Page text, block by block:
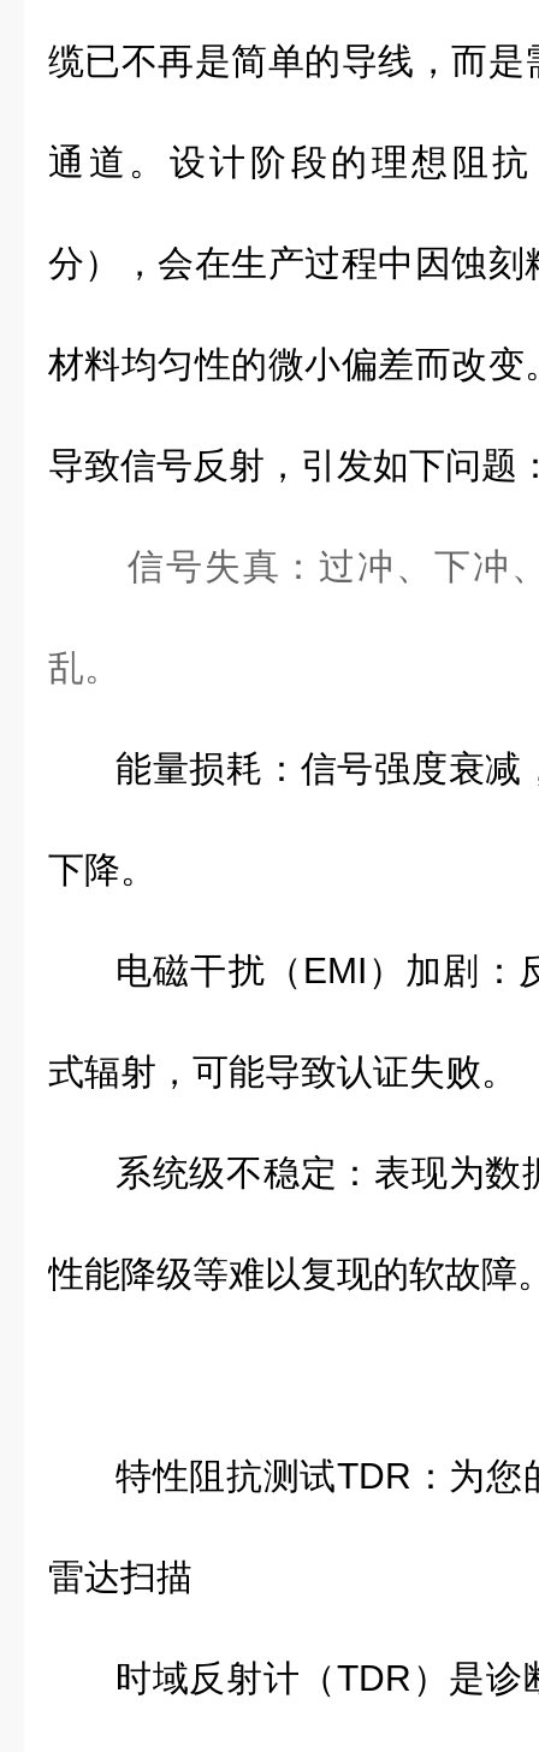
缆已不再是简单的导线，而
通道。设计阶段的理想阻
分），会在生产过程中因蚀
材料均匀性的微小偏差而改
导致信号反射，引发如下问题
信号失真：过冲、下冲
乱。
能量损耗：信号强度衰减
下降。
电磁干扰（ EMI ）加剧：
式辐射，可能导致认证失败。
系统级不稳定：表现为数
性能降级等难以复现的软故障
特性阻抗测试TDR ：为
雷达扫描
时域反射计（TDR ）是诊